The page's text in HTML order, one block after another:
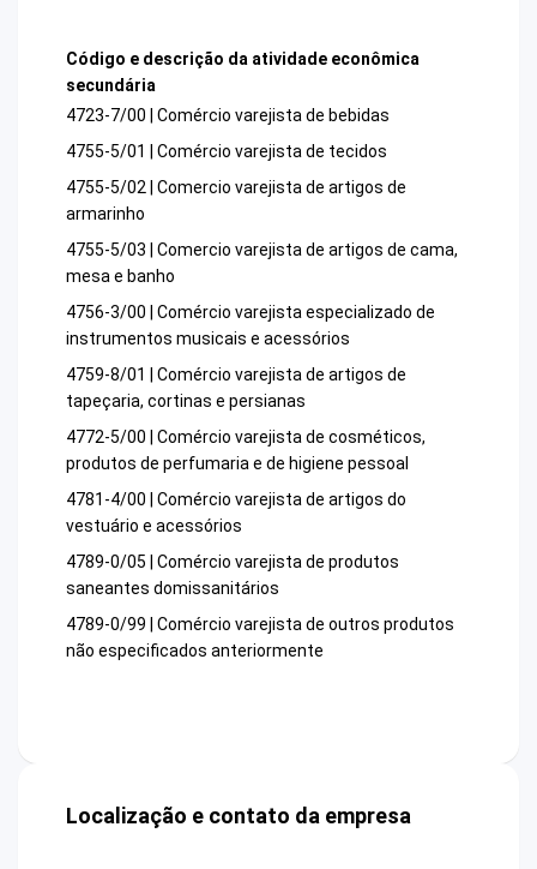
Código e descrição da atividade econômica
secundária
4723-7/00 | Comércio varejista de bebidas
4755-5/01 | Comércio varejista de tecidos
4755-5/02 | Comercio varejista de artigos de
armarinho
4755-5/03 | Comercio varejista de artigos de cama,
mesa e banho
4756-3/00 | Comércio varejista especializado de
instrumentos musicais e acessórios
4759-8/01 | Comércio varejista de artigos de
tapeçaria, cortinas e persianas
4772-5/00 | Comércio varejista de cosméticos,
produtos de perfumaria e de higiene pessoal
4781-4/00 | Comércio varejista de artigos do
vestuário e acessórios
4789-0/05 | Comércio varejista de produtos
saneantes domissanitários
4789-0/99 | Comércio varejista de outros produtos
não especificados anteriormente
Localização e contato da empresa